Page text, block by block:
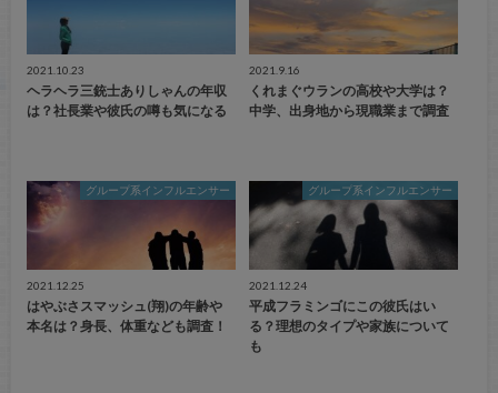
2021.10.23
ヘラヘラ三銃士ありしゃんの年収
は？社長業や彼氏の噂も気になる
2021.9.16
くれまぐウランの高校や大学は？
中学、出身地から現職業まで調査
グループ系インフルエンサー
2021.12.25
はやぶさスマッシュ(翔)の年齢や
本名は？身長、体重なども調査！
グループ系インフルエンサー
2021.12.24
平成フラミンゴにこの彼氏はい
る？理想のタイプや家族について
も